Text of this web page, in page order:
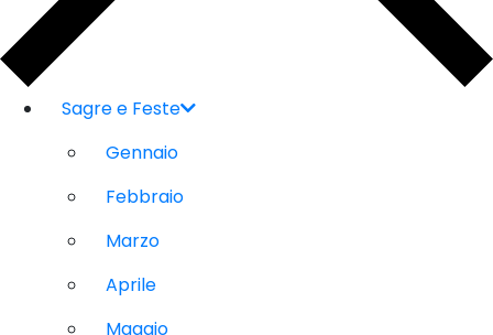
Sagre e Feste
Gennaio
Febbraio
Marzo
Aprile
Maggio